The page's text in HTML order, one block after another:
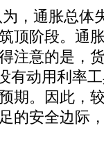
通胀总体
顶阶段。通
注意的是，
有动用利率
期。因此，
的安全边际